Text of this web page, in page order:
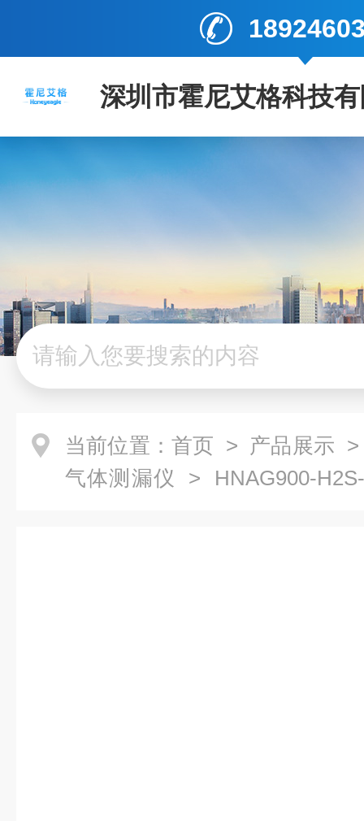
深圳市霍尼艾格科技
当前位置： 首页 > 产品展示
气体测漏仪 > HNAG900-